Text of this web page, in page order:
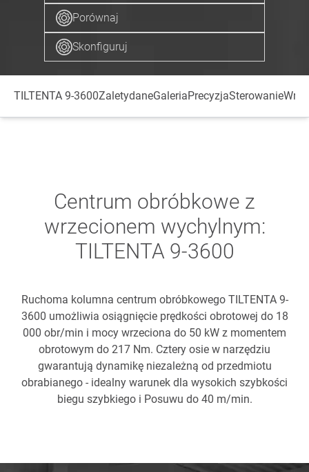
Porównaj
Skonfiguruj
TILTENTA 9-3600ZaletydaneGaleriaPrecyzjaSterowanie
Centrum obróbkowe z
wrzecionem wychylnym:
TILTENTA 9-3600
Ruchoma kolumna centrum obróbkowego TILTENTA 9-
3600 umożliwia osiągnięcie prędkości obrotowej do 18
000 obr/min i mocy wrzeciona do 50 kW z momentem
obrotowym do 217 Nm. Cztery osie w narzędziu
gwarantują dynamikę niezależną od przedmiotu
obrabianego - idealny warunek dla wysokich szybkości
biegu szybkiego i Posuwu do 40 m/min.